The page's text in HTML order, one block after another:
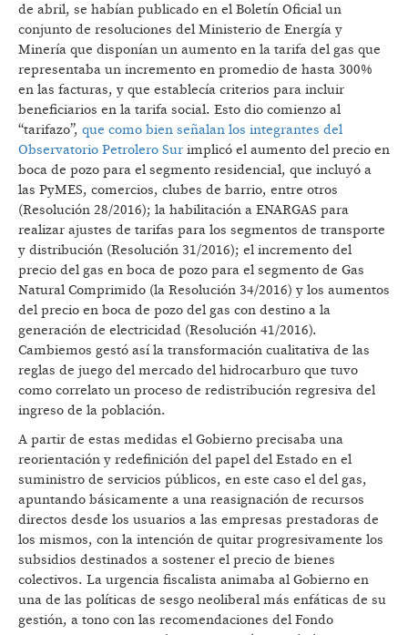
de abril, se habían publicado en el Boletín Oficial un
conjunto de resoluciones del Ministerio de Energía y
Minería que disponían un aumento en la tarifa del gas que
representaba un incremento en promedio de hasta 300%
en las facturas, y que establecía criterios para incluir
beneficiarios en la tarifa social. Esto dio comienzo al
“tarifazo”, que como bien señalan los integrantes del
Observatorio Petrolero Sur implicó el aumento del precio en
boca de pozo para el segmento residencial, que incluyó a
las PyMES, comercios, clubes de barrio, entre otros
(Resolución 28/2016); la habilitación a ENARGAS para
realizar ajustes de tarifas para los segmentos de transporte
y distribución (Resolución 31/2016); el incremento del
precio del gas en boca de pozo para el segmento de Gas
Natural Comprimido (la Resolución 34/2016) y los aumentos
del precio en boca de pozo del gas con destino a la
generación de electricidad (Resolución 41/2016).
Cambiemos gestó así la transformación cualitativa de las
reglas de juego del mercado del hidrocarburo que tuvo
como correlato un proceso de redistribución regresiva del
ingreso de la población.
A partir de estas medidas el Gobierno precisaba una
reorientación y redefinición del papel del Estado en el
suministro de servicios públicos, en este caso el del gas,
apuntando básicamente a una reasignación de recursos
directos desde los usuarios a las empresas prestadoras de
los mismos, con la intención de quitar progresivamente los
subsidios destinados a sostener el precio de bienes
colectivos. La urgencia fiscalista animaba al Gobierno en
una de las políticas de sesgo neoliberal más enfáticas de su
gestión, a tono con las recomendaciones del Fondo